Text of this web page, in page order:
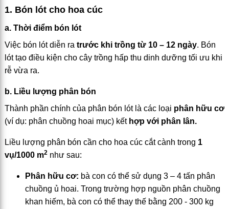
1. Bón lót cho hoa cúc
a. Thời điểm bón lót
Việc bón lót diễn ra trước khi trồng từ 10 – 12 ngày. Bón
lót tạo điều kiện cho cây trồng hấp thu dinh dưỡng tối ưu khi
rễ vừa ra.
b. Liều lượng phân bón
Thành phần chính của phân bón lót là các loại phân hữu cơ
(ví dụ: phân chuồng hoai mục) kết hợp với phân lân.
Liều lượng phân bón cần cho hoa cúc cắt cành trong 1
vụ/1000 m2như sau:
Phân hữu cơ: bà con có thể sử dụng 3 – 4 tấn phân
chuồng ủ hoai. Trong trường hợp nguồn phân chuồng
khan hiếm, bà con có thể thay thế bằng 200 - 300 kg